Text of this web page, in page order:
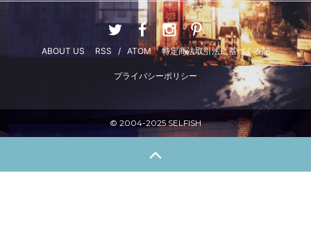
ABOUT US RSS / ATOM 特定商法取引法に基づく表記
プライバシーポリシー
© 2004-2025 SELFISH